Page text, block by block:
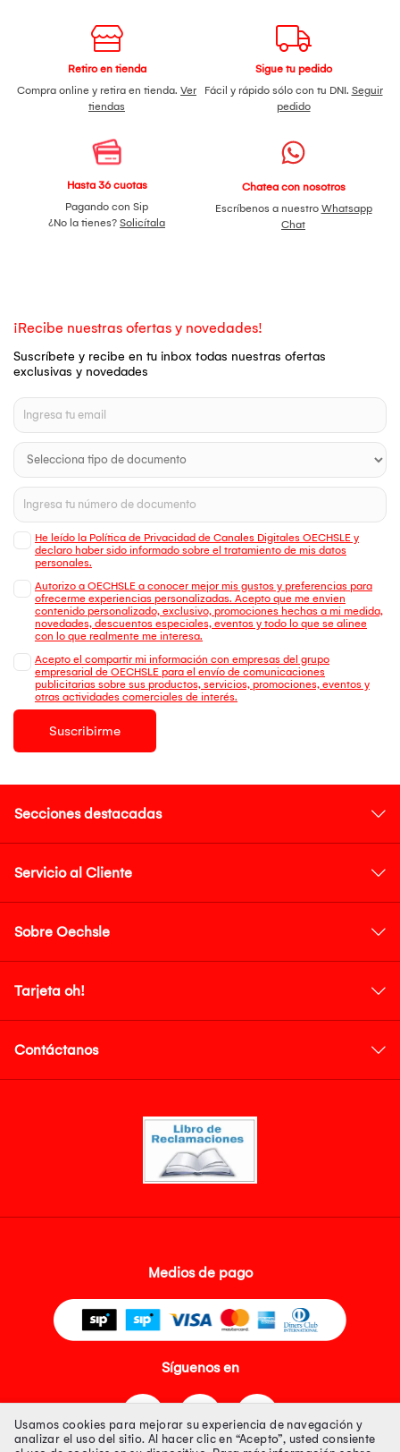
Retiro en tienda
Compra online y retira en tienda. Ver
tiendas
Sigue tu pedido
Fácil y rápido sólo con tu DNI. Seguir
pedido
Hasta 36 cuotas
Pagando con Sip
¿No la tienes? Solicítala
Chatea con nosotros
Escríbenos a nuestro Whatsapp
Chat
¡Recibe nuestras ofertas y novedades!
Suscríbete y recibe en tu inbox todas nuestras ofertas
exclusivas y novedades
He leído la Política de Privacidad de Canales Digitales OECHSLE y
declaro haber sido informado sobre el tratamiento de mis datos
personales.
Autorizo a OECHSLE a conocer mejor mis gustos y preferencias para
ofrecerme experiencias personalizadas. Acepto que me envien
contenido personalizado, exclusivo, promociones hechas a mi medida,
novedades, descuentos especiales, eventos y todo lo que se alinee
con lo que realmente me interesa.
Acepto el compartir mi información con empresas del grupo
empresarial de OECHSLE para el envío de comunicaciones
publicitarias sobre sus productos, servicios, promociones, eventos y
otras actividades comerciales de interés.
Suscribirme
Secciones destacadas
Servicio al Cliente
Sobre Oechsle
Tarjeta oh!
Contáctanos
Medios de pago
Síguenos en
Usamos cookies para mejorar su experiencia de navegación y
analizar el uso del sitio. Al hacer clic en “Acepto”, usted consiente